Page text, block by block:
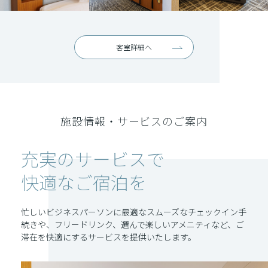
客室詳細へ
施設情報・サービスのご案内
充実のサービスで
快適なご宿泊を
忙しいビジネスパーソンに最適なスムーズなチェックイン手
続きや、フリードリンク、選んで楽しいアメニティなど、ご
滞在を快適にするサービスを提供いたします。